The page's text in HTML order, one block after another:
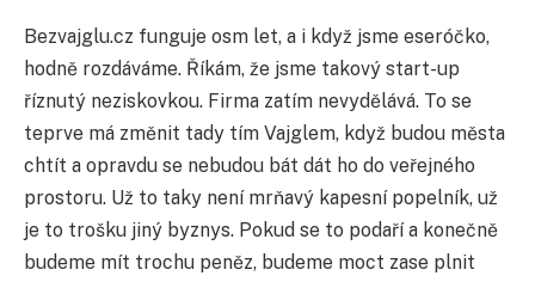
Bezvajglu.cz funguje osm let, a i když jsme eseróčko,
hodně rozdáváme. Říkám, že jsme takový start-up
říznutý neziskovkou. Firma zatím nevydělává. To se
teprve má změnit tady tím Vajglem, když budou města
chtít a opravdu se nebudou bát dát ho do veřejného
prostoru. Už to taky není mrňavý kapesní popelník, už
je to trošku jiný byznys. Pokud se to podaří a konečně
budeme mít trochu peněz, budeme moct zase plnit